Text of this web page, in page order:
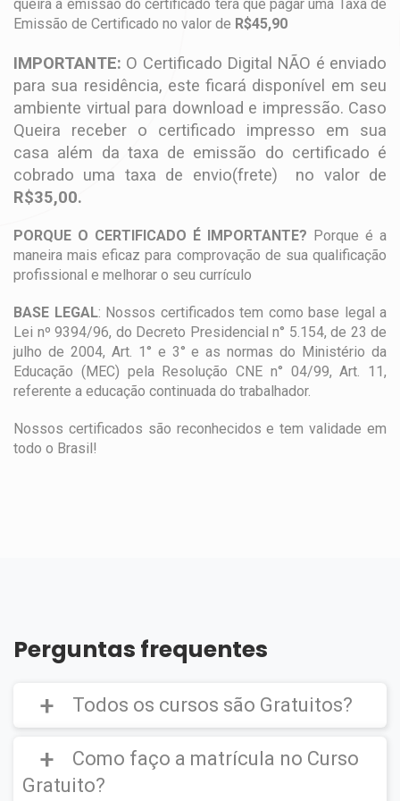
queira a emissão do certificado terá que pagar uma Taxa de
Emissão de Certificado no valor de R$45,90
IMPORTANTE: O Certificado Digital NÃO é enviado
para sua residência, este ficará disponível em seu
ambiente virtual para download e impressão. Caso
Queira receber o certificado impresso em sua
casa além da taxa de emissão do certificado é
cobrado uma taxa de envio(frete) no valor de
R$35,00.
PORQUE O CERTIFICADO É IMPORTANTE? Porque é a
maneira mais eficaz para comprovação de sua qualificação
profissional e melhorar o seu currículo
BASE LEGAL: Nossos certificados tem como base legal a
Lei nº 9394/96, do Decreto Presidencial n° 5.154, de 23 de
julho de 2004, Art. 1° e 3° e as normas do Ministério da
Educação (MEC) pela Resolução CNE n° 04/99, Art. 11,
referente a educação continuada do trabalhador.
Nossos certificados são reconhecidos e tem validade em
todo o Brasil!
Perguntas frequentes
Todos os cursos são Gratuitos?
Como faço a matrícula no Curso
Gratuito?